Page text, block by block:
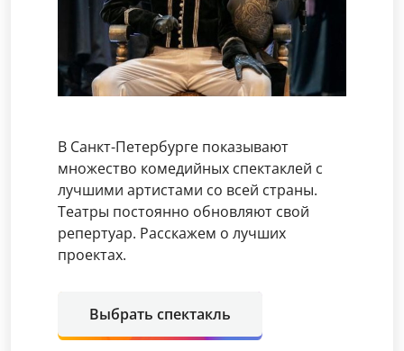
В Санкт-Петербурге показывают
множество комедийных спектаклей с
лучшими артистами со всей страны.
Театры постоянно обновляют свой
репертуар. Расскажем о лучших
проектах.
Выбрать спектакль